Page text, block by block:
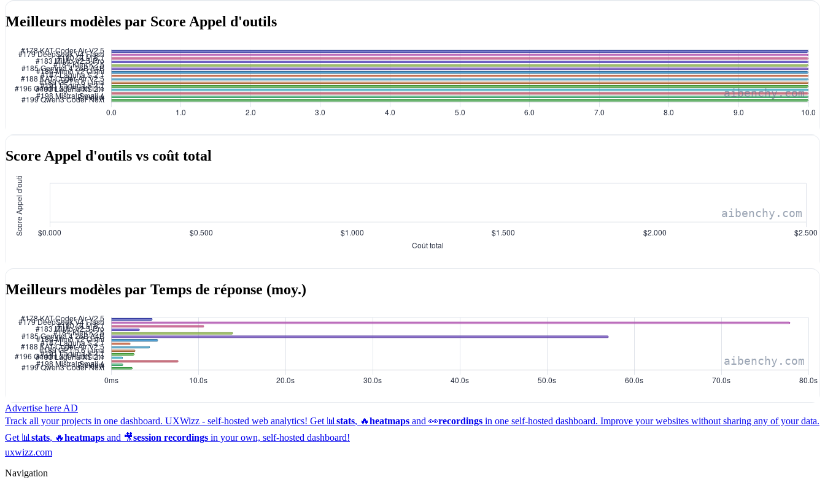
Meilleurs modèles par Score Appel d'outils
Score Appel d'outils vs coût total
Meilleurs modèles par Temps de réponse (moy.)
Advertise here AD
Track all your projects in one dashboard. UXWizz - self-hosted web analytics! Get 📊 stats, 🔥heatmaps and 👀recordings in one self-hosted dashboard. Improve your websites without sharing any of your data.
Get 📊 stats, 🔥heatmaps and 🎥session recordings in your own, self-hosted dashboard!
uxwizz.com
Navigation